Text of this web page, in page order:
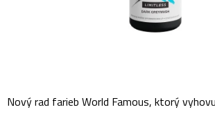
Nový rad farieb World Famous, ktorý